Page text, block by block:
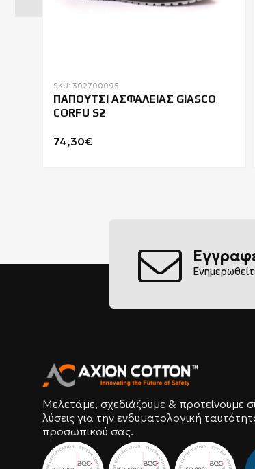
SKU: 302700095
ΠΑΠΟΥΤΣΙ ΑΣΦΑΛΕΙΑΣ GIASCO
CORFU S2
74,30€
Μελετάμε, σχεδιάζουμε & προτείνουμε
λύσεις για την ενδυματολογική
προσωπικού σας.